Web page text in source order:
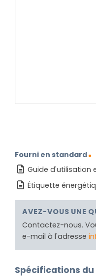
Fourni en standard
Guide d'utilisation
Étiquette
AVEZ-VOUS UNE
Contactez-nous.
e-mail à l'adresse
Spécifications